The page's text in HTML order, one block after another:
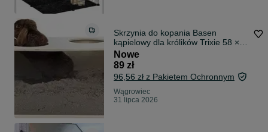
Skrzynia do kopania Basen
kąpielowy dla królików Trixie 58 ×
30 × 38 cm
Nowe
89 zł
96,56 zł z Pakietem Ochronnym
Wągrowiec
31 lipca 2026